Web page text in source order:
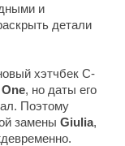
и
детали
хэтчбек C-
, но даты его
Поэтому
замены Giulia,